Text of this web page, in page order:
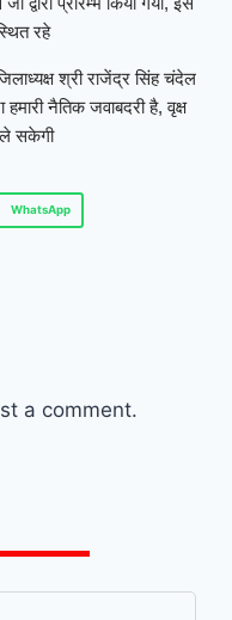
रहे
श्री राजेंद्र सिंह चंदेल
नैतिक जवाबदरी है, वृक्ष
ले सकेगी
WhatsApp
a comment.